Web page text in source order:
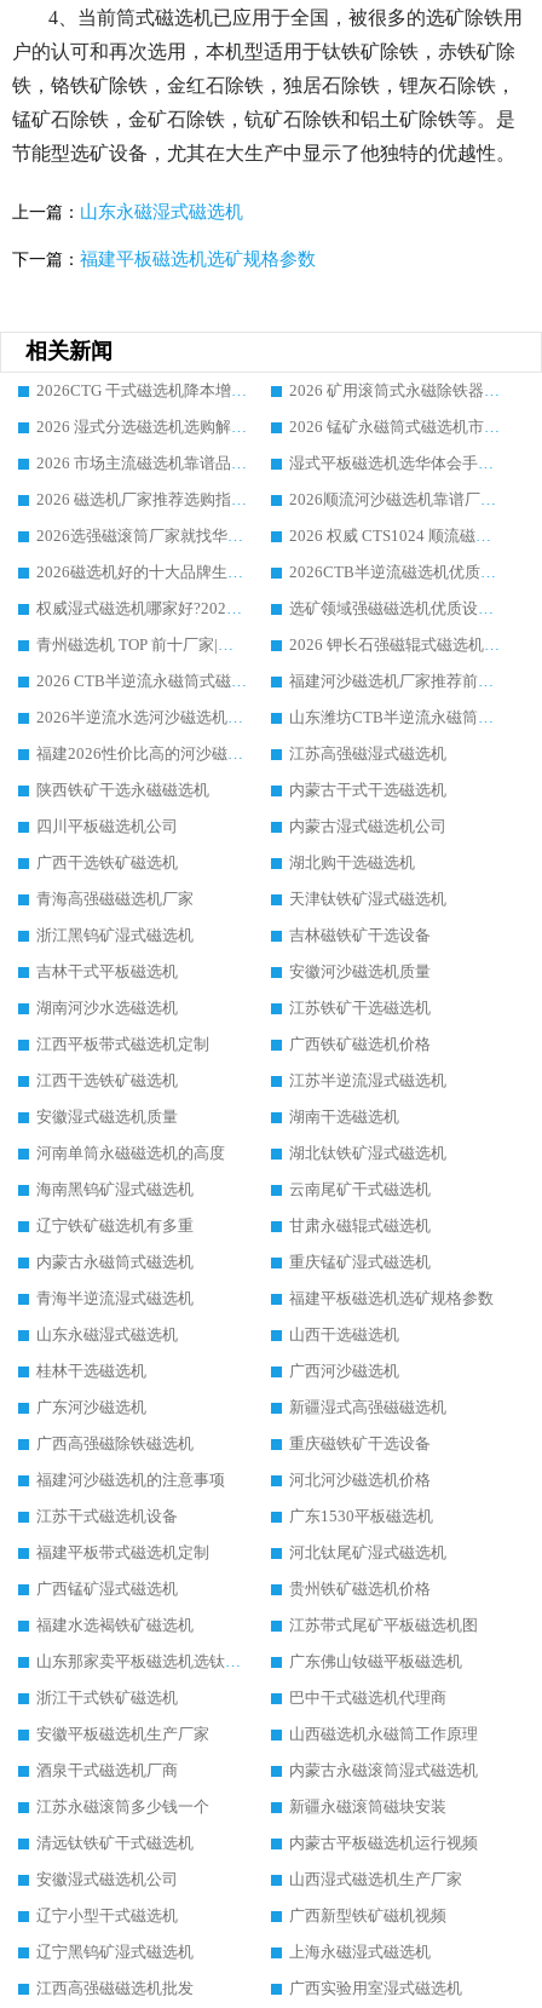
4、当前筒式磁选机已应用于全国，被很多的选矿除铁用
户的认可和再次选用，本机型适用于钛铁矿除铁，赤铁矿除
铁，铬铁矿除铁，金红石除铁，独居石除铁，锂灰石除铁，
锰矿石除铁，金矿石除铁，钪矿石除铁和铝土矿除铁等。是
节能型选矿设备，尤其在大生产中显示了他独特的优越性。
上一篇： 山东永磁湿式磁选机
下一篇： 福建平板磁选机选矿规格参数
相关新闻
2026CTG 干式磁选机降本增效选购指南 选矿行业口碑稳定专业生产强者盘点
2026 矿用滚筒式永磁除铁器厂家榜单 行业实力派源头厂商选购干货指南
2026 湿式分选磁选机选购解析，华体会手机网页版-华体会(中国) 设备综合实力详解
2026 锰矿永磁筒式磁选机市场主流客户推荐生产厂家口碑精选
2026 市场主流磁选机靠谱品牌推荐 案例厂家华体会手机网页版-华体会(中国) 大众倾心之选
湿式平板磁选机选华体会手机网页版-华体会(中国) _2026靠谱厂家收获各地客户良好评价
2026 磁选机厂家推荐选购指南，实地走访参考华体会手机网页版-华体会(中国) 合作口碑表现
2026顺流河沙磁选机靠谱厂家推荐 华体会手机网页版-华体会(中国) 实力口碑精选
2026选强磁滚筒厂家就找华体会手机网页版-华体会(中国) _口碑过硬用料扎实_性价比优势突出
2026 权威 CTS1024 顺流磁选机精选生产厂家优质设备推荐
2026磁选机好的十大品牌生产厂家排名|华体会手机网页版-华体会(中国) 凭实力入磅
2026CTB半逆流磁选机优质厂家推荐：华体会手机网页版-华体会(中国) ，行业标杆生产厂家
权威湿式磁选机哪家好?2026 实测榜单出炉，潍坊华体会手机网页版-华体会(中国) 大厂实力领跑
选矿领域强磁磁选机优质设备推荐榜 TOP1：潍坊华体会手机网页版-华体会(中国) 凭实力出圈
青州磁选机 TOP 前十厂家|靠谱品牌怎么选?潍坊华体会手机网页版-华体会(中国) 实力出圈
2026 钾长石强磁辊式磁选机靠谱厂家 TOP 榜：潍坊华体会手机网页版-华体会(中国) 凭硬核实力领跑行业
2026 CTB半逆流永磁筒式磁选机厂家如何选择，选华体会手机网页版-华体会(中国) 原因，硬核实测不踩坑指南
福建河沙磁选机厂家推荐前三，华体会手机网页版-华体会(中国) 磁选机解锁资源利用新路径
2026半逆流水选河沙磁选机生产厂家：解锁河沙分选高效新路径
山东潍坊CTB半逆流永磁筒式河沙磁选机生产厂家如何高效除铁提纯
福建2026性价比高的河沙磁选机生产厂家工作原理(通俗 + 专业双版，适配产品文案/介绍使用)
江苏高强磁湿式磁选机
陕西铁矿干选永磁磁选机
内蒙古干式干选磁选机
四川平板磁选机公司
内蒙古湿式磁选机公司
广西干选铁矿磁选机
湖北购干选磁选机
青海高强磁磁选机厂家
天津钛铁矿湿式磁选机
浙江黑钨矿湿式磁选机
吉林磁铁矿干选设备
吉林干式平板磁选机
安徽河沙磁选机质量
湖南河沙水选磁选机
江苏铁矿干选磁选机
江西平板带式磁选机定制
广西铁矿磁选机价格
江西干选铁矿磁选机
江苏半逆流湿式磁选机
安徽湿式磁选机质量
湖南干选磁选机
河南单筒永磁磁选机的高度
湖北钛铁矿湿式磁选机
海南黑钨矿湿式磁选机
云南尾矿干式磁选机
辽宁铁矿磁选机有多重
甘肃永磁辊式磁选机
内蒙古永磁筒式磁选机
重庆锰矿湿式磁选机
青海半逆流湿式磁选机
福建平板磁选机选矿规格参数
山东永磁湿式磁选机
山西干选磁选机
桂林干选磁选机
广西河沙磁选机
广东河沙磁选机
新疆湿式高强磁磁选机
广西高强磁除铁磁选机
重庆磁铁矿干选设备
福建河沙磁选机的注意事项
河北河沙磁选机价格
江苏干式磁选机设备
广东1530平板磁选机
福建平板带式磁选机定制
河北钛尾矿湿式磁选机
广西锰矿湿式磁选机
贵州铁矿磁选机价格
福建水选褐铁矿磁选机
江苏带式尾矿平板磁选机图
山东那家卖平板磁选机选钛矿用
广东佛山钕磁平板磁选机
浙江干式铁矿磁选机
巴中干式磁选机代理商
安徽平板磁选机生产厂家
山西磁选机永磁筒工作原理
酒泉干式磁选机厂商
内蒙古永磁滚筒湿式磁选机
江苏永磁滚筒多少钱一个
新疆永磁滚筒磁块安装
清远钛铁矿干式磁选机
内蒙古平板磁选机运行视频
安徽湿式磁选机公司
山西湿式磁选机生产厂家
辽宁小型干式磁选机
广西新型铁矿磁机视频
辽宁黑钨矿湿式磁选机
上海永磁湿式磁选机
江西高强磁磁选机批发
广西实验用室湿式磁选机